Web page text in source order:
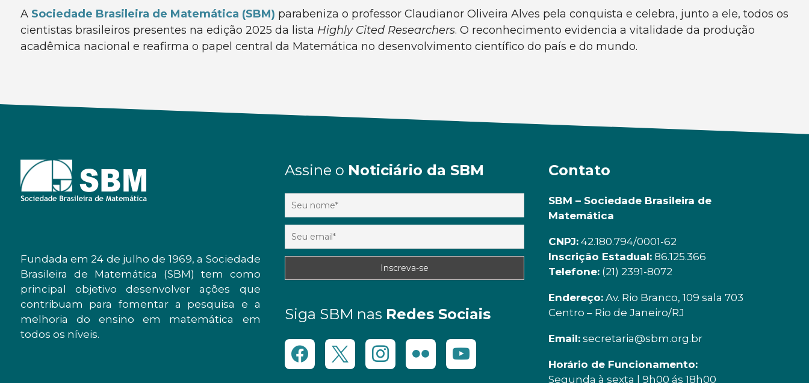
A Sociedade Brasileira de Matemática (SBM) parabeniza o professor Claudianor Oliveira Alves pela conquista e celebra, junto a ele, todos os
cientistas brasileiros presentes na edição 2025 da lista Highly Cited Researchers. O reconhecimento evidencia a vitalidade da produção
acadêmica nacional e reafirma o papel central da Matemática no desenvolvimento científico do país e do mundo.
Fundada em 24 de julho de 1969, a Sociedade
Brasileira de Matemática (SBM) tem como
principal objetivo desenvolver ações que
contribuam para fomentar a pesquisa e a
melhoria do ensino em matemática em
todos os níveis.
Assine o Noticiário da SBM
Siga SBM nas Redes Sociais
Contato
SBM – Sociedade Brasileira de
Matemática
CNPJ: 42.180.794/0001-62
Inscrição Estadual: 86.125.366
Telefone: (21) 2391-8072
Endereço: Av. Rio Branco, 109 sala 703
Centro – Rio de Janeiro/RJ
Email: secretaria@sbm.org.br
Horário de Funcionamento:
Segunda à sexta | 9h00 ás 18h00